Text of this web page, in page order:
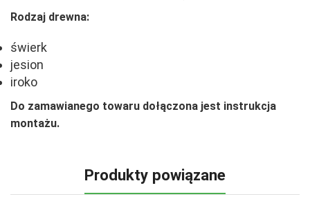
Rodzaj drewna:
świerk
jesion
iroko
Do zamawianego towaru dołączona jest instrukcja
montażu.
Produkty powiązane